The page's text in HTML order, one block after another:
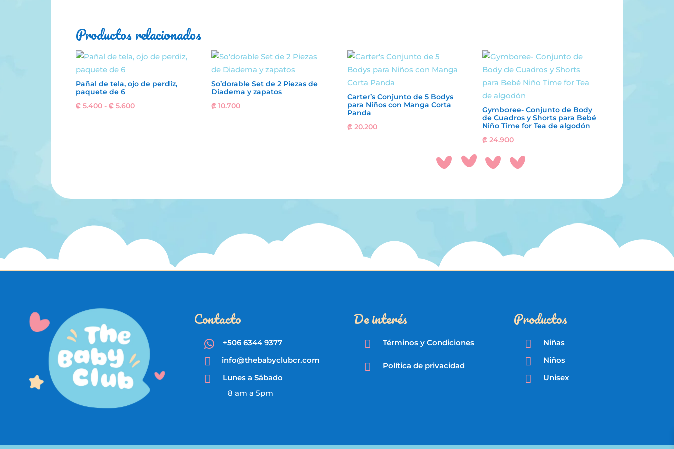
Productos relacionados
Pañal de tela, ojo de perdiz,
paquete de 6
₡5.400 - ₡5.600Rango
So’dorable Set de 2 Piezas de
Diadema y zapatos
₡ 10.700
Carter’s Conjunto de 5 Bodys
para Niños con Manga Corta
Panda
₡20.200
Gymboree- Conjunto de Body
de Cuadros y Shorts para Bebé
Niño Time for Tea de algodón
₡ 24.900
Contacto
 +506 6344 9377
 info@thebabyclubcr.com

Lunes a Sábado
8 am a 5pm
De interés
 Términos y Condiciones
 Política de privacidad
Productos
 Niñas
 Niños
 Unisex